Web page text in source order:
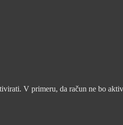
V primeru, da račun ne bo